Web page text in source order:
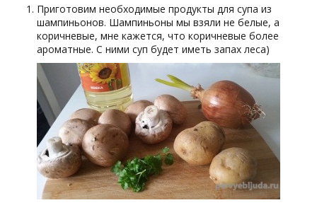
Приготовим необходимые продукты для супа из
шампиньонов. Шампиньоны мы взяли не белые, а
коричневые, мне кажется, что коричневые более
ароматные. С ними суп будет иметь запах леса)